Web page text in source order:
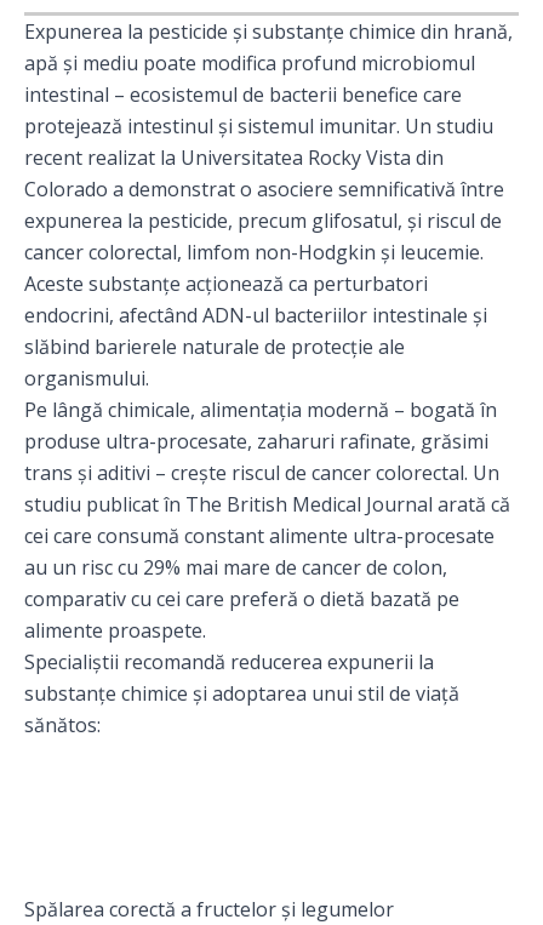
Expunerea la pesticide și substanțe chimice din hrană,
apă și mediu poate modifica profund microbiomul
intestinal – ecosistemul de bacterii benefice care
protejează intestinul și sistemul imunitar. Un studiu
recent realizat la Universitatea Rocky Vista din
Colorado a demonstrat o asociere semnificativă între
expunerea la pesticide, precum glifosatul, și riscul de
cancer colorectal, limfom non-Hodgkin și leucemie.
Aceste substanțe acționează ca perturbatori
endocrini, afectând ADN-ul bacteriilor intestinale și
slăbind barierele naturale de protecție ale
organismului.
Pe lângă chimicale, alimentația modernă – bogată în
produse ultra-procesate, zaharuri rafinate, grăsimi
trans și aditivi – crește riscul de cancer colorectal. Un
studiu publicat în The British Medical Journal arată că
cei care consumă constant alimente ultra-procesate
au un risc cu 29% mai mare de cancer de colon,
comparativ cu cei care preferă o dietă bazată pe
alimente proaspete.
Specialiștii recomandă reducerea expunerii la
substanțe chimice și adoptarea unui stil de viață
sănătos:
Spălarea corectă a fructelor și legumelor